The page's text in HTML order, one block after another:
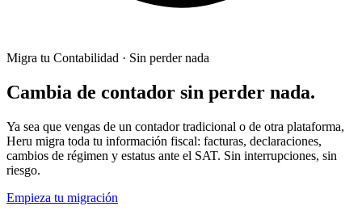
Migra tu Contabilidad · Sin perder nada
Cambia de contador sin perder nada.
Ya sea que vengas de un contador tradicional o de otra plataforma,
Heru migra toda tu información fiscal: facturas, declaraciones,
cambios de régimen y estatus ante el SAT. Sin interrupciones, sin
riesgo.
Empieza tu migración